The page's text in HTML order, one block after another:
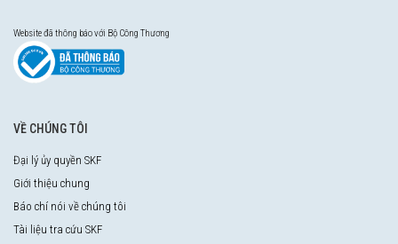
Website đã thông báo với Bộ Công Thương
VỀ CHÚNG TÔI
Đại lý ủy quyền SKF
Giới thiệu chung
Báo chí nói về chúng tôi
Tài liệu tra cứu SKF